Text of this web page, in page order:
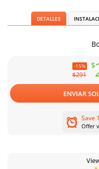
DETALLES
-15%
$291
$
ENVIAR
Save
Offer